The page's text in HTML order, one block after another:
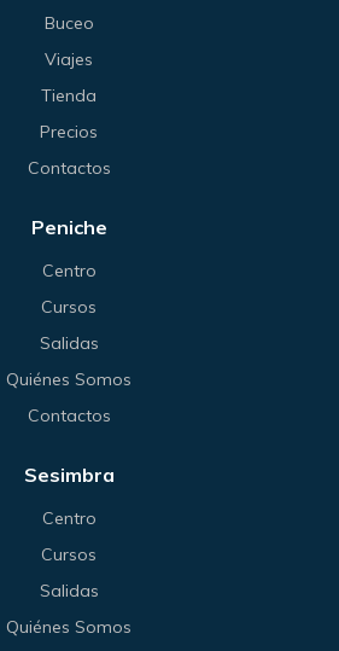
Buceo
Viajes
Tienda
Precios
Contactos
Peniche
Centro
Cursos
Salidas
Quiénes Somos
Contactos
Sesimbra
Centro
Cursos
Salidas
Quiénes Somos